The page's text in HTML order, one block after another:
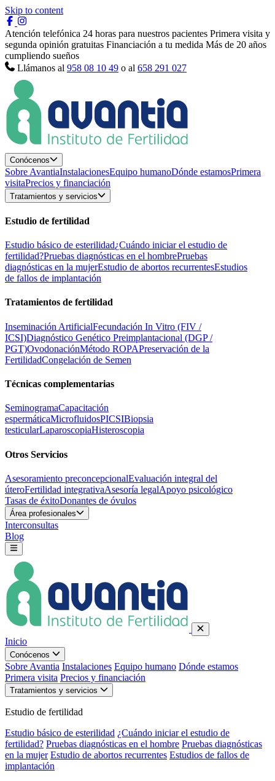
Skip to content
Atención telefónica 24 horas para nuestros pacientes Primera visita y
segunda opinión gratuitas Financiación a tu medida Más de 20 años
cumpliendo sueños
Llámanos al 958 08 10 49 o al 658 291 027
Conócenos
Sobre AvantiaInstalacionesEquipo humanoDónde estamosPrimera
visitaPrecios y financiación
Tratamientos y servicios
Estudio de fertilidad
Estudio básico de esterilidad¿Cuándo iniciar el estudio de
fertilidad?Pruebas diagnósticas en el hombrePruebas
diagnósticas en la mujerEstudio de abortos recurrentesEstudios
de fallos de implantación
Tratamientos de fertilidad
Inseminación ArtificialFecundación In Vitro (FIV /
ICSI)Diagnóstico Genético Preimplantacional (DGP /
PGT)OvodonaciónMétodo ROPAPreservación de la
FertilidadCongelación de Semen
Técnicas complementarias
SeminogramaCapacitación
espermáticaMicrofluidosPICSIBiopsia
testicularLaparoscopiaHisteroscopia
Otros Servicios
Asesoramiento preconcepcionalEvaluación integral del
úteroFertilidad integrativaAsesoría legalApoyo psicológico
Tasas de éxitoDonantes de óvulos
Área profesionales
Interconsultas
Blog
Inicio
Conócenos
Sobre Avantia Instalaciones Equipo humano Dónde estamos
Primera visita Precios y financiación
Tratamientos y servicios
Estudio de fertilidad
Estudio básico de esterilidad ¿Cuándo iniciar el estudio de
fertilidad? Pruebas diagnósticas en el hombre Pruebas diagnósticas
en la mujer Estudio de abortos recurrentes Estudios de fallos de
implantación